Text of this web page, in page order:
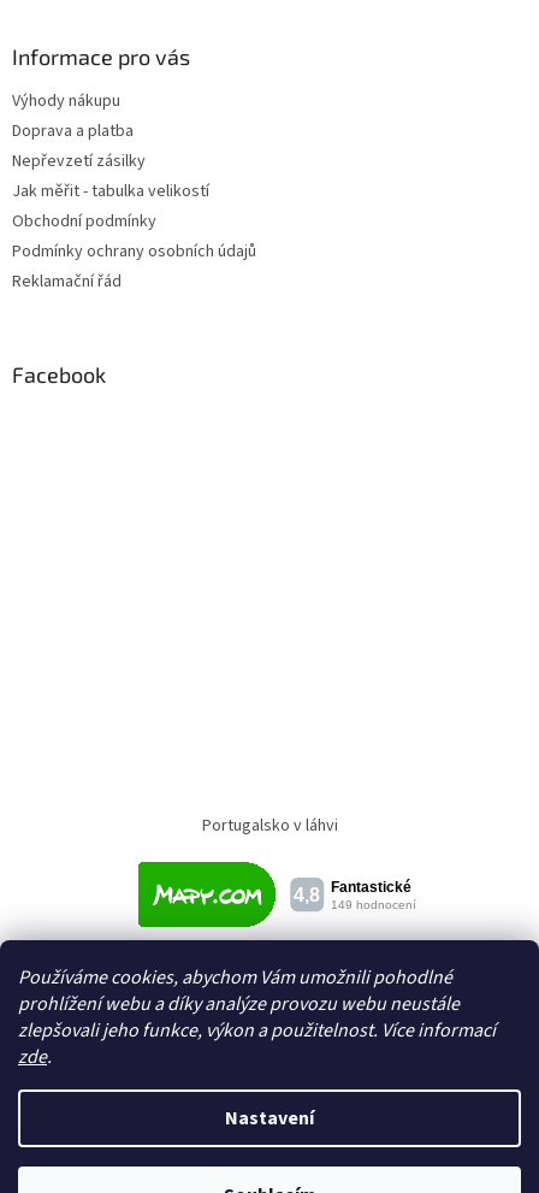
Používáme cookies, abychom Vám umožnili pohodlné
prohlížení webu a díky analýze provozu webu neustále
zlepšovali jeho funkce, výkon a použitelnost. Více informací
zde.
Nastavení
Informace pro vás
Výhody nákupu
Doprava a platba
Nepřevzetí zásilky
Jak měřit - tabulka velikostí
Obchodní podmínky
Podmínky ochrany osobních údajů
Reklamační řád
Facebook
Portugalsko v láhvi
Copyright 2026Textil a galanterie Domeček. Všechna práva